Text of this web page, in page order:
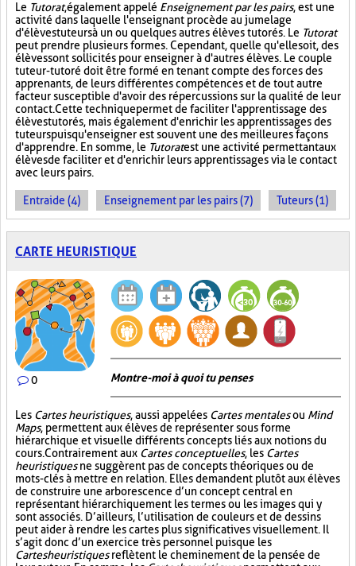
Le Tutorat, également appelé Enseignement par les pairs, est une
activité dans laquelle l'enseignant procède au jumelage
d'élèves tuteurs à un ou quelques autres élèves tutorés. Le Tutorat
peut prendre plusieurs formes. Cependant, quelle qu'elle soit, des
élèves sont sollicités pour enseigner à d'autres élèves. Le couple
tuteur-tutoré doit être formé en tenant compte des forces des
apprenants, de leurs différentes compétences et de tout autre
facteur susceptible d'avoir des répercussions sur la qualité de leur
contact. Cette technique permet de faciliter l'apprentissage des
élèves tutorés, mais également d'enrichir les apprentissages des
tuteurs puisqu'enseigner est souvent une des meilleures façons
d'apprendre. En somme, le Tutoratest une activité permettant aux
élèves de faciliter et d'enrichir leurs apprentissages via le contact
avec leurs pairs.
Entraide (4) Enseignement par les pairs (7) Tuteurs (1)
CARTE HEURISTIQUE
0 Montre-moi à quoi tu penses
Les Cartes heuristiques, aussi appelées Cartes mentalesou Mind
Maps, permettent aux élèves de représenter sous forme
hiérarchique et visuelle différents concepts liés aux notions du
cours. Contrairement aux Cartes conceptuelles, les Cartes
heuristiquesne suggèrent pas de concepts théoriques ou de
mots-clés à mettre en relation. Elles demandent plutôt aux élèves
de construire une arborescence d’un concept central en
représentant hiérarchiquement les termes ou les images qui y
sont associés. D’ailleurs, l’utilisation de couleurs et de dessins
peut aider à rendre les cartes plus significatives visuellement. Il
s’agit donc d’un exercice très personnel puisque les
Cartes heuristiquesreflètent le cheminement de la pensée de